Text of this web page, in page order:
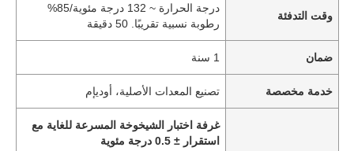
وقت التدفئة
درجة الحرارة ~ 132 درجة مئوية/85%
رطوبة نسبية تقريبًا. 50 دقيقة
ضمان 1 سنة
خدمة مخصصة تصنيع المعدات الأصلية، أوديإم
غرفة اختبار الشيخوخة المسرعة للغاية مع
استقرار ± 0.5 درجة مئوية